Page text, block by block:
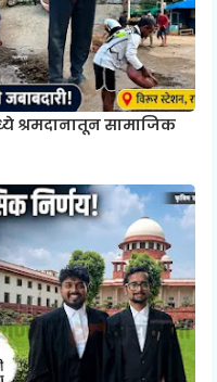
श्रमदानातून सामाजिक